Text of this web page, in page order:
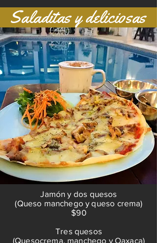
Saladitas y deliciosas
Jamón y dos quesos
(Queso manchego y queso crema)
$90
Tres quesos
(Quesocrema, manchego y Oaxaca)